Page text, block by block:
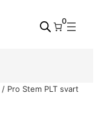
0
/ Pro Stem PLT svart